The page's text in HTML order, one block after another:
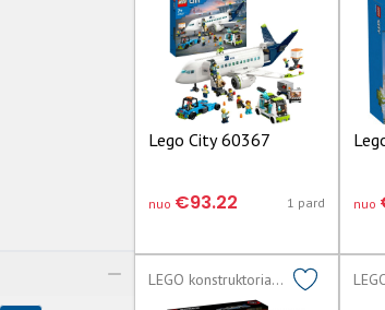
Vandens šautuvai(50) Muilo
Lego City 60367
nuo €93.22 1 pard nuo
LEGO konstruktoriai lego